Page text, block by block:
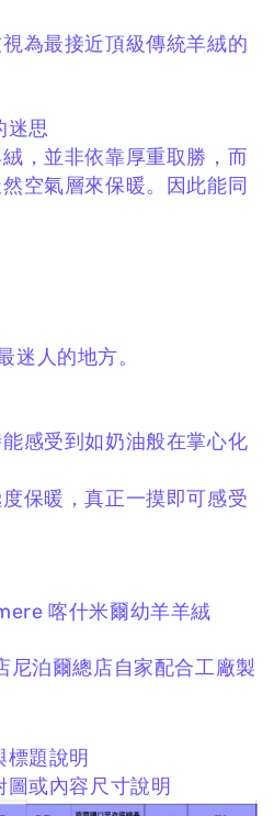
為最接近頂級傳統羊絨的
迷思
， 並非依靠厚重取勝， 而
空氣層來保暖。
因此能同
迷人的地方。
感受到如奶油般在掌心化
保暖，真正一摸即可感受
喀什米爾幼羊羊絨
尼泊爾總店自家配合工廠製
題說明
或內容尺寸說明